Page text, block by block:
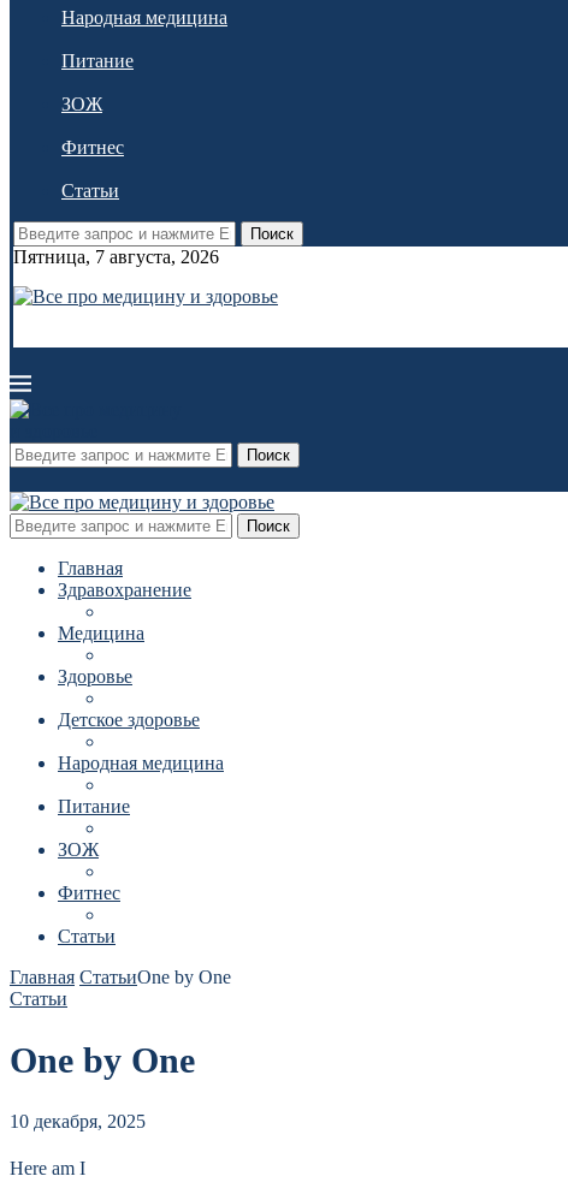
Народная медицина
Питание
ЗОЖ
Фитнес
Статьи
Поиск
Пятница, 7 августа, 2026
Поиск
Поиск
Главная
Здравохранение
Медицина
Здоровье
Детское здоровье
Народная медицина
Питание
ЗОЖ
Фитнес
Статьи
Главная СтатьиOne by One
Статьи
One by One
10 декабря, 2025
Here am I